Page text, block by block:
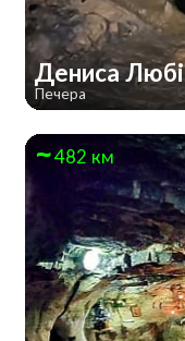
Дениса
Печера
482 км